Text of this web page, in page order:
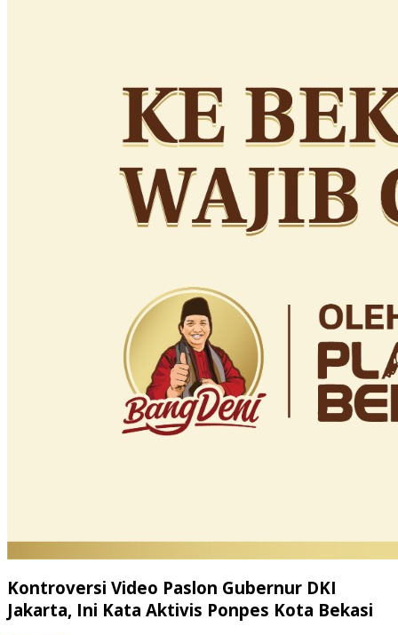
Kontroversi Video Paslon Gubernur DKI
Jakarta, Ini Kata Aktivis Ponpes Kota Bekasi